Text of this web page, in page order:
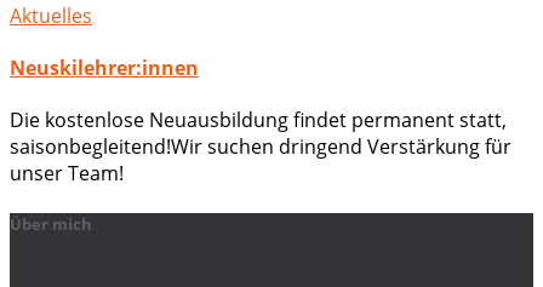
Aktuelles
Neuskilehrer:innen
Die kostenlose Neuausbildung findet permanent statt,
saisonbegleitend!Wir suchen dringend Verstärkung für
unser Team!
Über mich